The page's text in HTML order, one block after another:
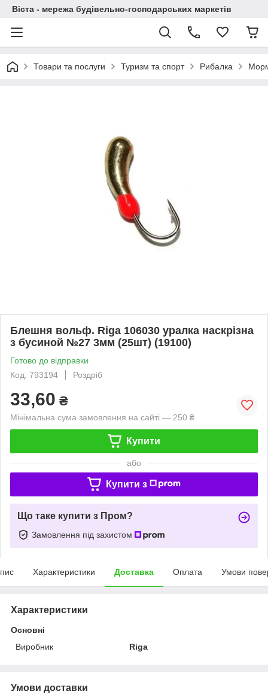
Віста - мережа будівельно-господарських маркетів
Товари та послуги Туризм та спорт Рибалка
Блешня вольф. Riga 106030 уралка наскрізна
з бусиной №27 3мм (25шт) (19100)
Готово до відправки
Код: 793194
Роздріб
33,60 ₴
Мінімальна сума замовлення на сайті — 250 ₴
Купити
або
Купити з
Що таке купити з Пром?
Замовлення під захистом
Характеристики Доставка Оплата Умови
Характеристики
Основні
Виробник
Riga
Умови доставки